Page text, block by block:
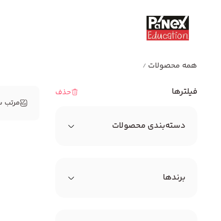
همه محصولات /
فیلترها حذف
دسته‌بندی محصولات
برندها
مرتب